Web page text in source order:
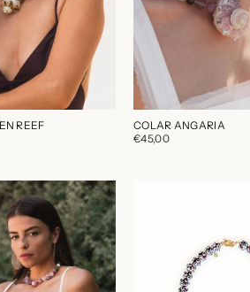
REEF
COLAR ANGARIA
€45,00